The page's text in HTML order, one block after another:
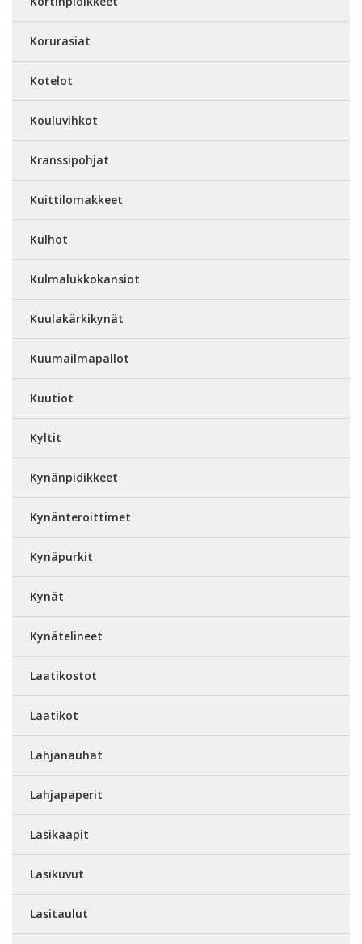
Korurasiat
Kotelot
Kouluvihkot
Kranssipohjat
Kuittilomakkeet
Kulhot
Kulmalukkokansiot
Kuulakärkikynät
Kuumailmapallot
Kuutiot
Kyltit
Kynänpidikkeet
Kynänteroittimet
Kynäpurkit
Kynät
Kynätelineet
Laatikostot
Laatikot
Lahjanauhat
Lahjapaperit
Lasikaapit
Lasikuvut
Lasitaulut